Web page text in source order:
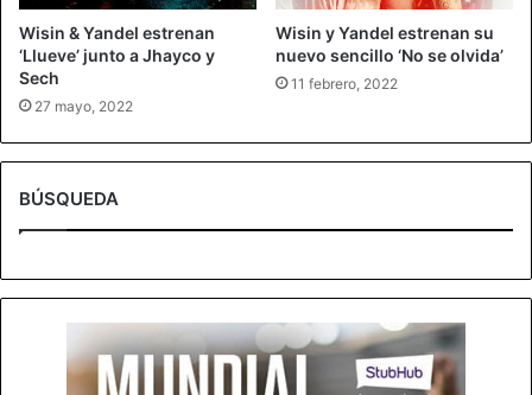
Wisin & Yandel estrenan
‘Llueve’ junto a Jhayco y
Sech
27 mayo, 2022
Wisin y Yandel estrenan su
nuevo sencillo ‘No se olvida’
11 febrero, 2022
BÚSQUEDA